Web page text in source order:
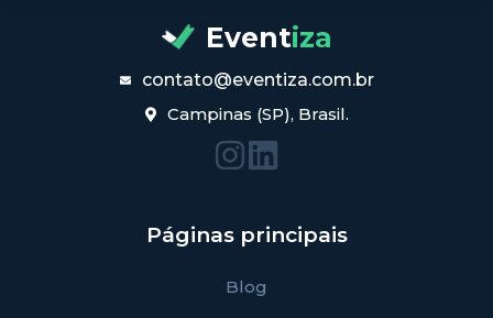
Eventiza
contato@eventiza.com.br
Campinas (SP), Brasil.
Páginas principais
Blog